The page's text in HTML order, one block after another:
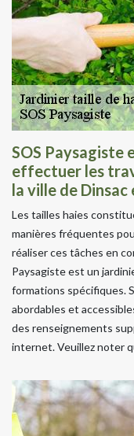
SOS Paysagiste
effectuer les
la ville de
Les tailles haies
manières fréquentes
réaliser ces tâches en
Paysagiste est un
formations spécifiques.
abordables et
des renseignements
internet. Veuillez noter